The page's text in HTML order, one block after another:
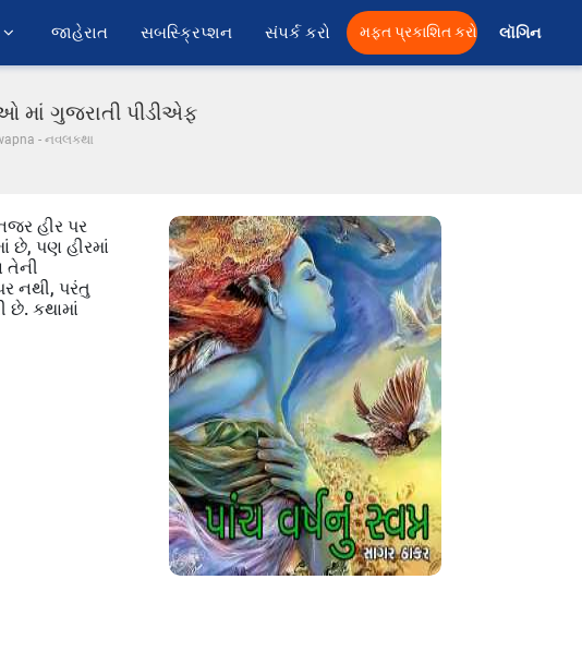
જાહેરાત સબસ્ક્રિપ્શન સંપર્ક કરો મફત પ્રકાશિત કરો લૉગિન
માં ગુજરાતી પીડીએફ
- નવલકથા
હીર પર
છે, પણ હીરમાં
તેની
નથી, પરંતુ
છે. કથામાં